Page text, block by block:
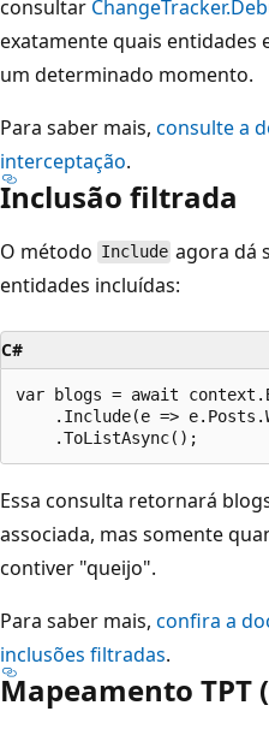
consultar
exatamente quais entidades
um determinado momento.
Para saber mais, consulte a
interceptação.
Inclusão filtrada
O método Include agora dá
entidades incluídas:
C#
var blogs = await
.Include(e =>
Essa consulta retornará
associada, mas somente
contiver "queijo".
Para saber mais, confira a
inclusões filtradas.
Mapeamento